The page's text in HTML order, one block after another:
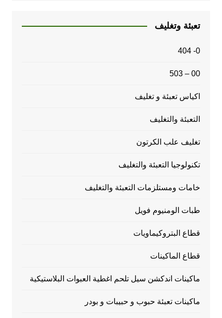
تعبئة وتغليف
0- 404
00 – 503
اكياس تعبئة و تغليف
التعبئة والتغليف
تغليف علب الكرتون
تكنولوجيا التعبئة والتغليف
خامات ومستلزمات التعبئة والتغليف
طبات الومنيوم فويل
قطاع البتروكيماويات
قطاع الماكينات
ماكينات اندكشن سيل تلحم اغطية العبوات البلاستيكية
ماكينات تعبئة حبوب و حبيبات و بودر